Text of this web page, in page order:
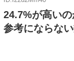
24.7%が高い
参考にならな